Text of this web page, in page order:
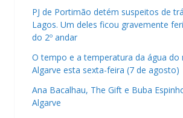
PJ de Portimão detém suspeitos de
Lagos. Um deles ficou gravemente
do 2º andar
O tempo e a temperatura da água do
Algarve esta sexta-feira (7 de agosto)
Ana Bacalhau, The Gift e Buba
Algarve